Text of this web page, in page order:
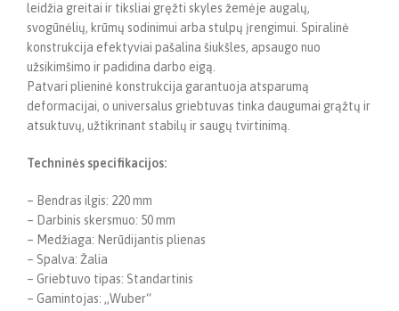
leidžia greitai ir tiksliai gręžti skyles žemėje augalų,
svogūnėlių, krūmų sodinimui arba stulpų įrengimui. Spiralinė
konstrukcija efektyviai pašalina šiukšles, apsaugo nuo
užsikimšimo ir padidina darbo eigą.
Patvari plieninė konstrukcija garantuoja atsparumą
deformacijai, o universalus griebtuvas tinka daugumai grąžtų ir
atsuktuvų, užtikrinant stabilų ir saugų tvirtinimą.
Techninės specifikacijos:
– Bendras ilgis: 220 mm
– Darbinis skersmuo: 50 mm
– Medžiaga: Nerūdijantis plienas
– Spalva: Žalia
– Griebtuvo tipas: Standartinis
– Gamintojas: „Wuber“